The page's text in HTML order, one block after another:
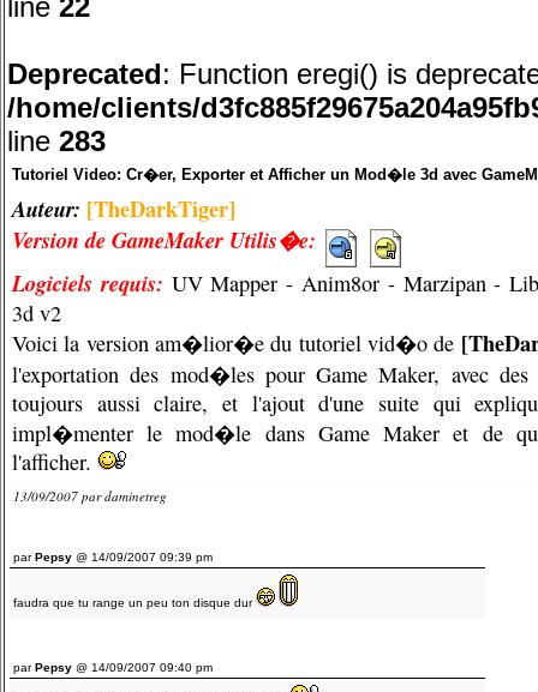
line 22
Deprecated: Function eregi() is
/home/clients/
line 283
Tutoriel Video: Cr�er, Exporter et Afficher un Mod�le 3d avec
Auteur: [TheDarkTiger]
Version de GameMaker Utilis�e:
Logiciels requis: UV Mapper -Anim8or - Marzipan-
3d v2
Voici la version am�lior�e du tutoriel vid�o de
l'exportation des mod�les pour Game Maker, avec des
toujours aussi claire, et l'ajout d'une suite qui
impl�menter le mod�le dans Game Maker et de
l'afficher.
13/09/2007 pardaminetreg
parPepsy @ 14/09/2007 09:39 pm
faudra que tu range un peu ton disque dur
parPepsy @ 14/09/2007 09:40 pm